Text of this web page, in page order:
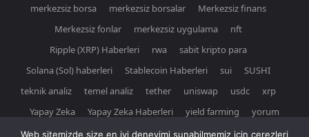
merkezsiz borsa
merkezsiz borsalar
Merkezsiz finans
Merkezsiz fonlar
merkezsiz uygulama
nft
Ripple (XRP) Haberleri
rwa
sabit kripto para
Solana (Sol) haberleri
Stablecoin Haberleri sui
SUSHI
teknik analiz
temel analiz tether uniswap usdc
xrp
Yapay Zeka
Yapay Zeka Haberleri yield farming yorum
Web sitemizde size en iyi deneyimi sunabilmemiz için çerezleri